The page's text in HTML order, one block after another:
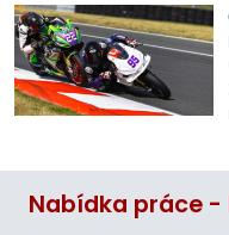
Nabídka práce -